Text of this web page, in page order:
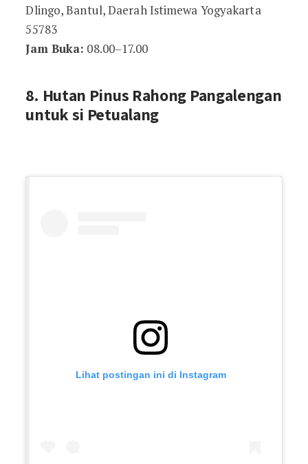
Dlingo, Bantul, Daerah Istimewa Yogyakarta
55783
Jam Buka: 08.00–17.00
8. Hutan Pinus Rahong Pangalengan
untuk si Petualang
Lihat postingan ini di Instagram